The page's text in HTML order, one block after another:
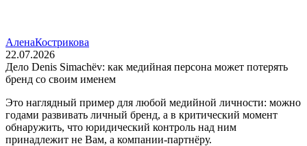
АленаКострикова
22.07.2026
Дело Denis Simachëv: как медийная персона может потерять
бренд со своим именем
Это наглядный пример для любой медийной личности: можно
годами развивать личный бренд, а в критический момент
обнаружить, что юридический контроль над ним
принадлежит не Вам, а компании‑партнёру.